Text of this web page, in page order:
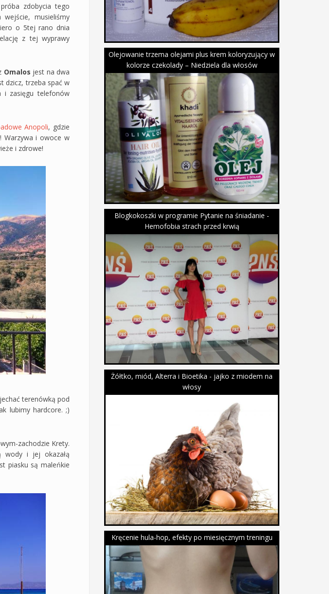
zdobycia tego
musieliśmy
o 5tej rano dnia
z tej wyprawy
Omalos jest na dwa
dzicz, trzeba spać w
i zasięgu telefonów
Anopoli, gdzie
Warzywa i owoce w
i zdrowe!
terenówką pod
lubimy hardcore. ;)
zachodzie Krety.
wody i jej okazałą
piasku są maleńkie
Olejowanie trzema olejami plus krem koloryzujący w
kolorze czekolady – Niedziela dla włosów
Blogkokoszki w programie Pytanie na śniadanie -
Hemofobia strach przed krwią
Żółtko, miód, Alterra i Bioetika - jajko z miodem na
włosy
Kręcenie hula-hop, efekty po miesięcznym treningu